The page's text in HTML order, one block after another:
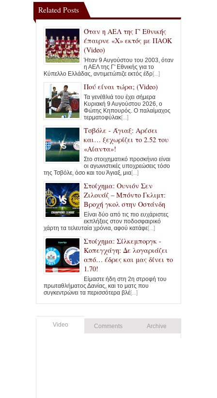
Related Posts
Όταν η ΑΕΛ της Γ' Εθνικής
έπαιρνε «Χ» εκτός με ΠΑΟΚ
(Video)
Ήταν 9 Αυγούστου του 2003, όταν
η ΑΕΛ της Γ' Εθνικής για το
Κύπελλο Ελλάδας, αντιμετώπιζε εκτός έδρ[...]
Πού είναι τώρα; (Video)
Τα γενέθλιά του έχει σήμερα
Κυριακή 9 Αυγούστου 2026, ο
Φώτης Κηπουρός. Ο παλαίμαχος
τερματοφύλακ[...]
Τσβόλε - Άγιαξ: Αρέσει
και… ξεχωρίζει το 2.52 του
«Αίαντα»!
Στο στοιχηματικό προσκήνιο είναι
οι αγωνιστικές υποχρεώσεις τόσο
της Τσβόλε, όσο και του Άγιαξ, μια[...]
Στοίχημα: Ουνιόν Σεν
Ζιλουάζ – Μπόντο Γκλιμτ:
Βροχή γκολ στην Οστάνδη
Είναι δύο από τις πιο ευχάριστες
εκπλήξεις στον ποδοσφαιρικό
χάρτη τα τελευταία χρόνια, αφού κατάφε[...]
Στοίχημα: Σίλκεμποργκ -
Κοπεγχάγη: Δε λογαριάζει
από… έδρες και μας δίνει το
1.70!
Είμαστε ήδη στη 2η στροφή του
πρωταθλήματος Δανίας, και το ματς που
συγκεντρώνει τα περισσότερα βλέ[...]
Video Comments Archive